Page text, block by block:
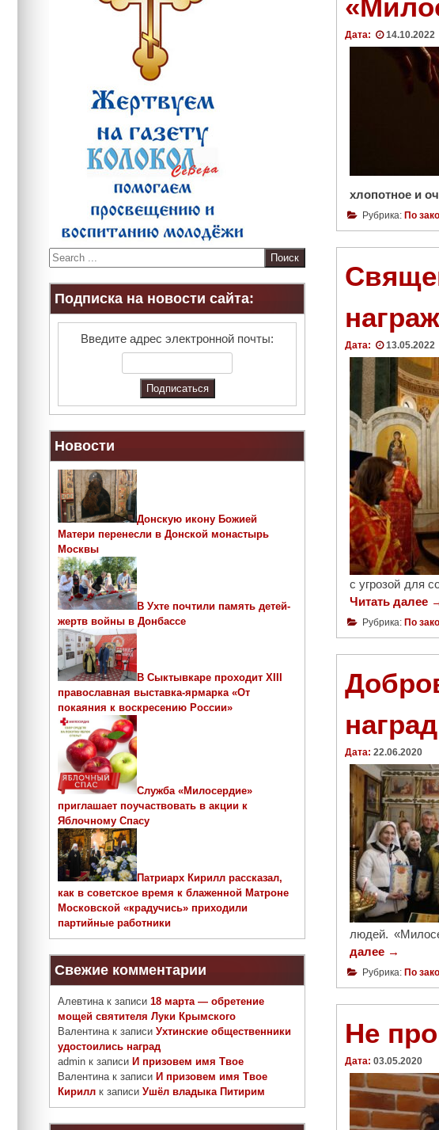
Дата: 14.10.2022
хлопотное и
Рубрика: По
Дата: 13.05.2022
с угрозой для
Читать далее "
С
в
я
н
и
,
с
п
а
с
и
й
ч
е
о
в
е
а
а
/
д
Рубрика: По
наград
Дата: 22.06.2020
людей.
далее "
Д
о
б
в
о
л
ь
ц
→
Рубрика: По
Не
Дата: 03.05.2020
S
e
a
c
Подписка на новости сайта:
Введите адрес электронной почты:
Новости
Донскую икону Божией
Матери перенесли в Донской монастырь
Москвы
В Ухте почтили память детей-
жертв войны в Донбассе
В Сыктывкаре проходит ХIII
православная выставка-ярмарка «От
покаяния к воскресению России»
Служба «Милосердие»
приглашает поучаствовать в акции к
Яблочному Спасу
Патриарх Кирилл рассказал,
как в советское время к блаженной Матроне
Московской «крадучись» приходили
партийные работники
Свежие комментарии
Алевтинак записи 18 марта — обретение
мощей святителя Луки Крымского
Валентинак записи Ухтинские общественники
удостоились наград
admin к записи И призовем имя Твое
Валентинак записи И призовем имя Твое
Кирилл к записи Ушёл владыка Питирим